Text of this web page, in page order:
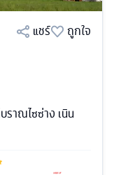
แชร์
ถูกใจ
ราณไซซ่าง เนิน